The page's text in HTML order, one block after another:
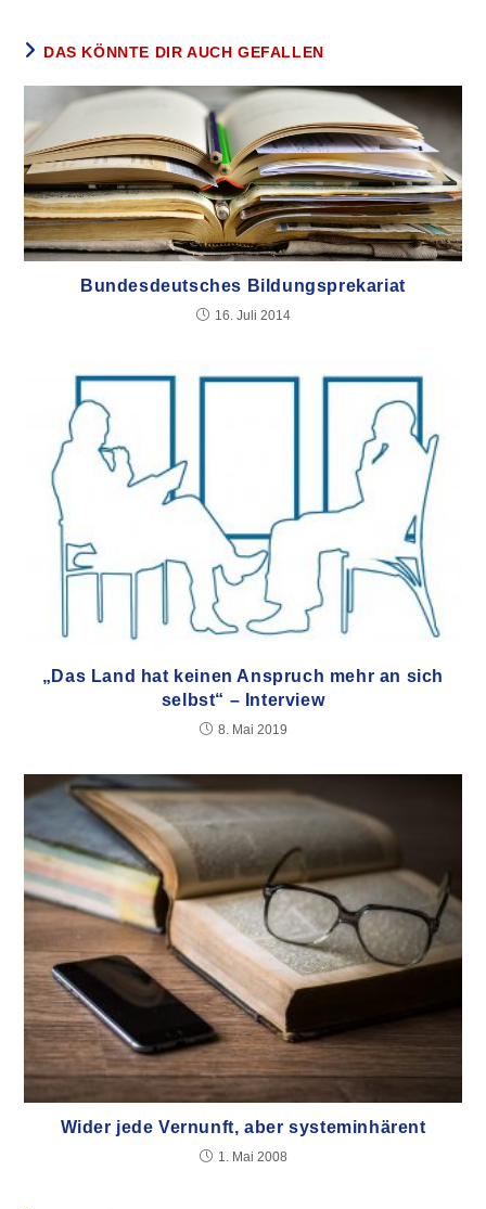
DAS KÖNNTE DIR AUCH GEFALLEN
Bundesdeutsches Bildungsprekariat
16. Juli 2014
„Das Land hat keinen Anspruch mehr an sich
selbst“ – Interview
8. Mai 2019
Wider jede Vernunft, aber systeminhärent
1. Mai 2008